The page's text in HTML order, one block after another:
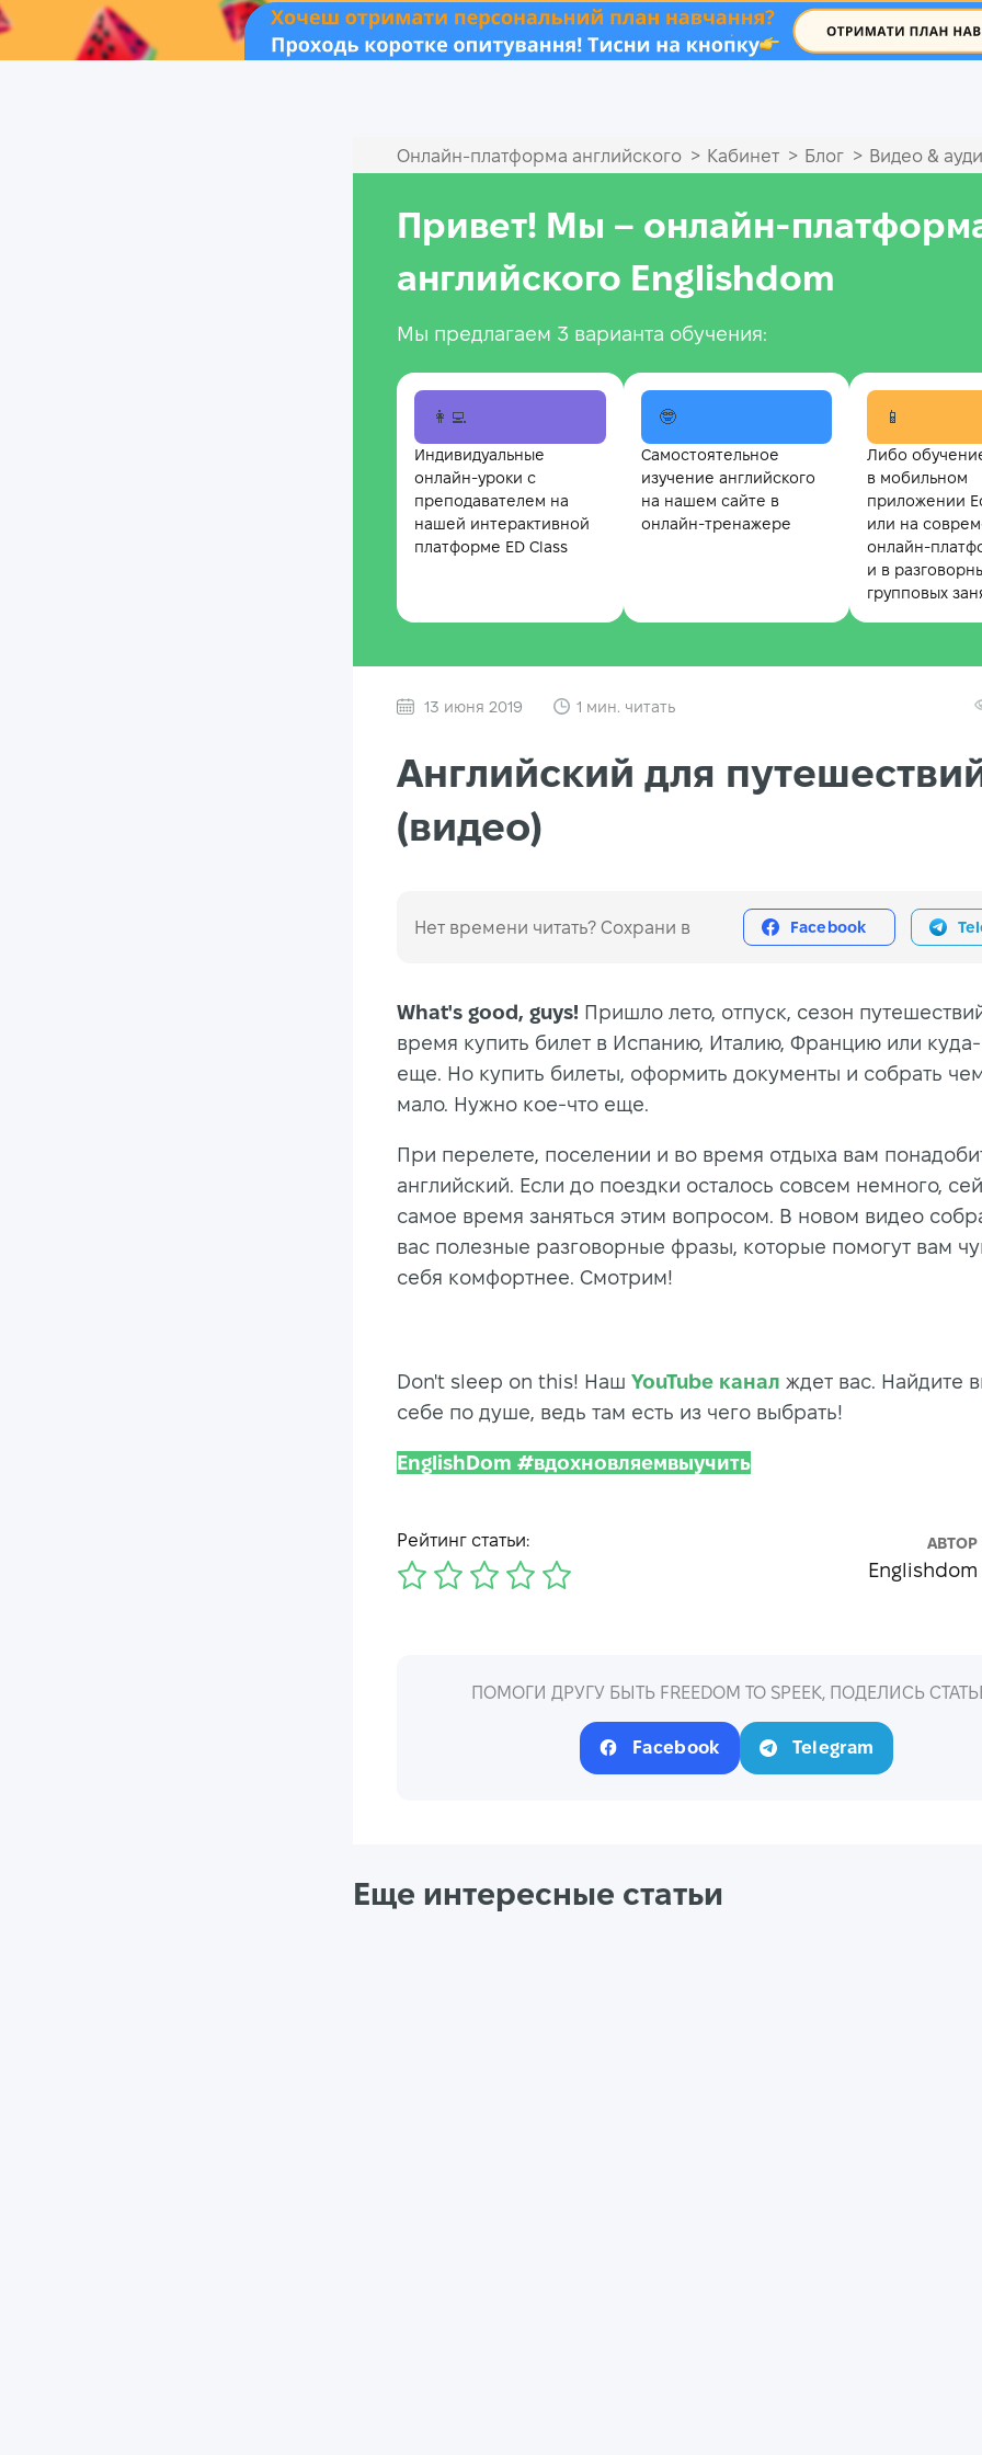
.
Онлайн‑платформа английского > Кабинет > Блог > Видео &
Привет! Мы –
английского Englishdom
Мы предлагаем 3 варианта обучения:
👩‍💻
Индивидуальные
онлайн-уроки с
преподавателем на
нашей интерактивной
платформе ED Class
🤓
Самостоятельное
изучение английского
на нашем сайте в
онлайн-тренажере
📱
Либо
в мобильном
приложении
или на
онлайн-
и в
групповых
13 июня 2019 1 мин. читать
Английский для
(видео)
Нет времени читать? Сохрани в Facebook
What's good, guys! Пришло лето, отпуск, сезон
время купить билет в Испанию, Италию, Францию или
еще. Но купить билеты, оформить документы и собрать
мало. Нужно кое-что еще.
При перелете, поселении и во время отдыха вам
английский. Если до поездки осталось совсем немного,
самое время заняться этим вопросом. В новом видео
вас полезные разговорные фразы, которые помогут вам
себя комфортнее. Смотрим!
Don't sleep on this! Наш YouTube канал ждет вас. Найдите
себе по душе, ведь там есть из чего выбрать!
EnglishDom #вдохновляемвыучить
АВТОР
Englishdom
Рейтинг статьи:
ПОМОГИ ДРУГУ БЫТЬ FREEDOM TO SPEEK, ПОДЕЛИСЬ
Facebook Telegram
Еще интересные статьи